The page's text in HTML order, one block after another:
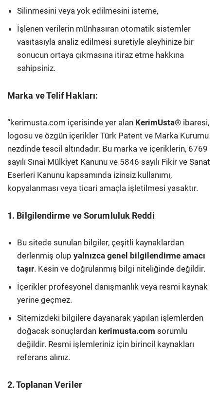
Silinmesini veya yok edilmesini isteme,
İşlenen verilerin münhasıran otomatik sistemler
vasıtasıyla analiz edilmesi suretiyle aleyhinize bir
sonucun ortaya çıkmasına itiraz etme hakkına
sahipsiniz.
Marka ve Telif Hakları:
“kerimusta.com içerisinde yer alan KerimUsta® ibaresi,
logosu ve özgün içerikler Türk Patent ve Marka Kurumu
nezdinde tescil altındadır. Bu marka ve içeriklerin, 6769
sayılı Sınai Mülkiyet Kanunu ve 5846 sayılı Fikir ve Sanat
Eserleri Kanunu kapsamında izinsiz kullanımı,
kopyalanması veya ticari amaçla işletilmesi yasaktır.
1. Bilgilendirme ve Sorumluluk Reddi
Bu sitede sunulan bilgiler, çeşitli kaynaklardan
derlenmiş olup yalnızca genel bilgilendirme amacı
taşır. Kesin ve doğrulanmış bilgi niteliğinde değildir.
İçerikler profesyonel danışmanlık veya resmi kaynak
yerine geçmez.
Sitemizdeki bilgilere dayanarak yapılan işlemlerden
doğacak sonuçlardan kerimusta.com sorumlu
değildir. Resmi işlemleriniz için birincil kaynakları
referans alınız.
2. Toplanan Veriler